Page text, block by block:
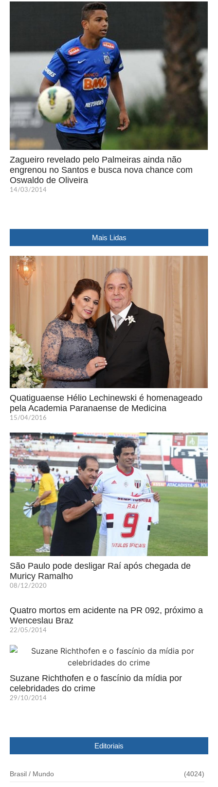
Zagueiro revelado pelo Palmeiras ainda não
engrenou no Santos e busca nova chance com
Oswaldo de Oliveira
14/03/2014
Mais Lidas
Quatiguaense Hélio Lechinewski é homenageado
pela Academia Paranaense de Medicina
15/04/2016
São Paulo pode desligar Raí após chegada de
Muricy Ramalho
08/12/2020
Quatro mortos em acidente na PR 092, próximo a
Wenceslau Braz
22/05/2014
Suzane Richthofen e o fascínio da mídia por
celebridades do crime
29/10/2014
Editoriais
Brasil / Mundo (4024)